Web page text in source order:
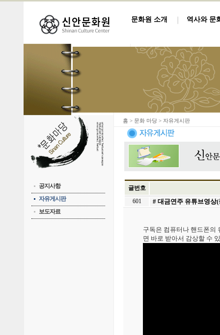
문화원 소개 역사와 문
공지사항
자유게시판
보도자료
홈 > 문화 마당 > 자유게시판
글번호
601
# 대금연주 유튜브영상
구독은 컴퓨터나 핸드폰의
면 바로 받아서 감상할 수